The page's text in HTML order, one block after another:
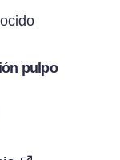
pulpo